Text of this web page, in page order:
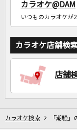
カラオケ@DAM
いつものカラオケが
カラオケ店舗検
店舗
カラオケ検索 「潮騒」